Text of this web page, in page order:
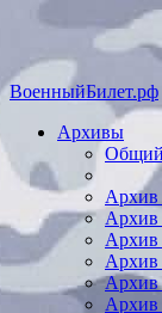
ВоенныйБилет.рф
Архивы
Общий
Архив
Архив
Архив
Архив
Архив
Архив